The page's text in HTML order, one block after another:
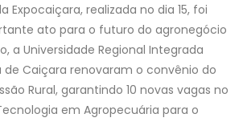
Expocaiçara, realizada no dia 15, foi
ato para o futuro do agronegócio
a Universidade Regional Integrada
de Caiçara renovaram o convênio do
Rural, garantindo 10 novas vagas no
em Agropecuária para o